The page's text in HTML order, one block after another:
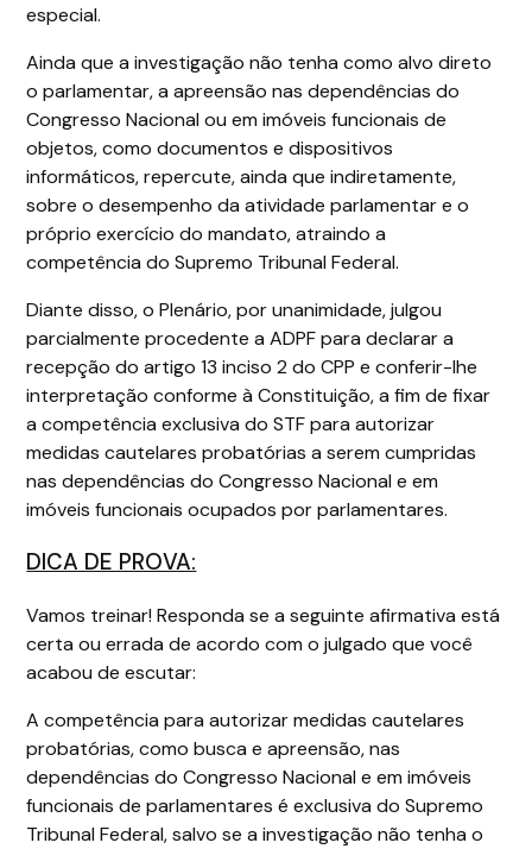
especial.
Ainda que a investigação não tenha como alvo direto
o parlamentar, a apreensão nas dependências do
Congresso Nacional ou em imóveis funcionais de
objetos, como documentos e dispositivos
informáticos, repercute, ainda que indiretamente,
sobre o desempenho da atividade parlamentar e o
próprio exercício do mandato, atraindo a
competência do Supremo Tribunal Federal.
Diante disso, o Plenário, por unanimidade, julgou
parcialmente procedente a ADPF para declarar a
recepção do artigo 13 inciso 2 do CPP e conferir-lhe
interpretação conforme à Constituição, a fim de fixar
a competência exclusiva do STF para autorizar
medidas cautelares probatórias a serem cumpridas
nas dependências do Congresso Nacional e em
imóveis funcionais ocupados por parlamentares.
DICA DE PROVA:
Vamos treinar! Responda se a seguinte afirmativa está
certa ou errada de acordo com o julgado que você
acabou de escutar:
A competência para autorizar medidas cautelares
probatórias, como busca e apreensão, nas
dependências do Congresso Nacional e em imóveis
funcionais de parlamentares é exclusiva do Supremo
Tribunal Federal, salvo se a investigação não tenha o